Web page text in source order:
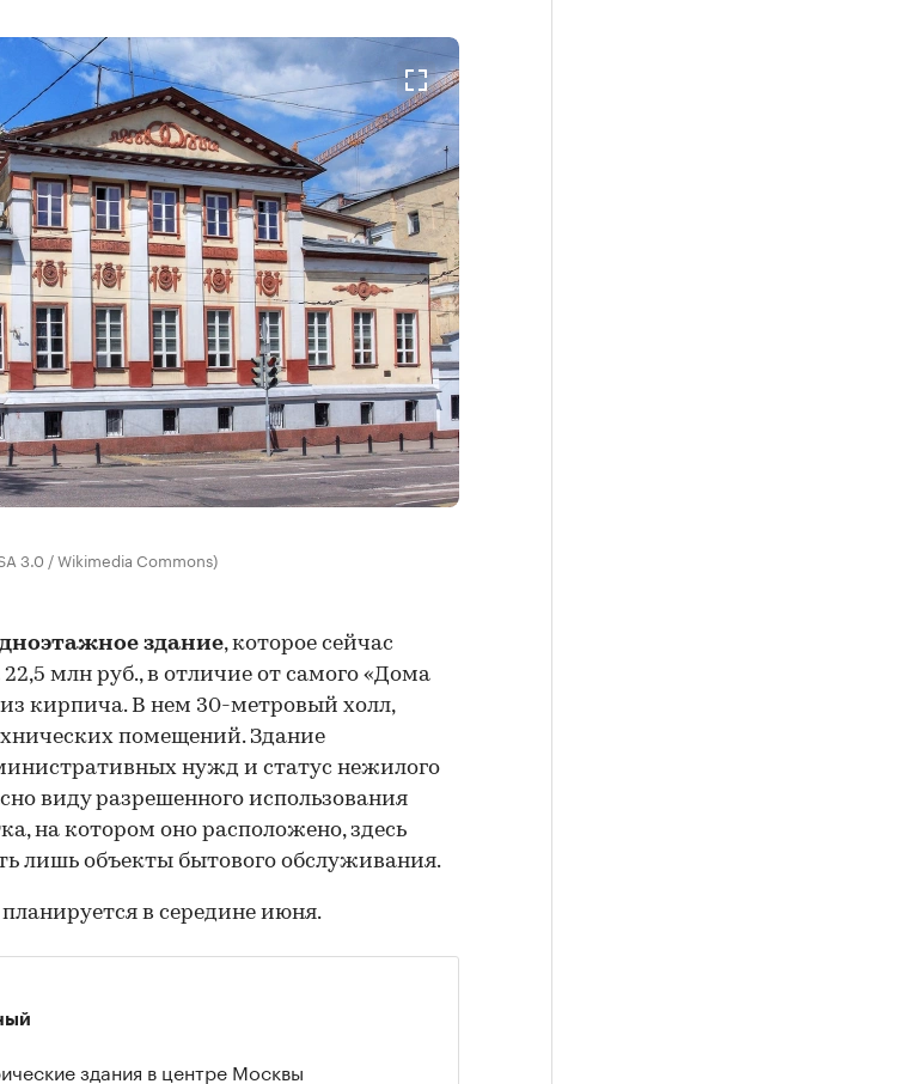
3.0 / Wikimedia Commons)
здание, которое сейчас
млн руб., в отличие от самого «Дома
кирпича. В нем 30-метровый холл,
помещений. Здание
нужд и статус нежилого
виду разрешенного использования
на котором оно расположено, здесь
лишь объекты бытового обслуживания.
в середине июня.
здания в центре Москвы